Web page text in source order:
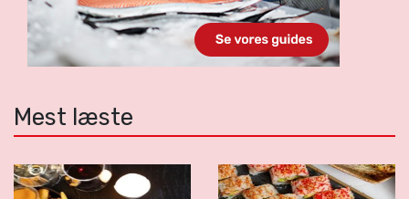
Mest læste